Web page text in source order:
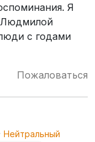
Я
Людмилой
с годами
Пожаловаться
Нейтральный